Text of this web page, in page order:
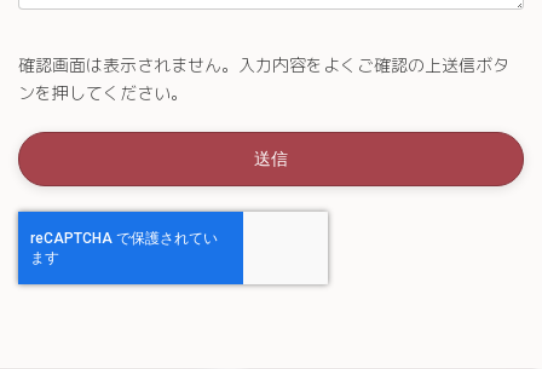
確認画面は表示されません。入力内容をよくご確認の上送信ボタ
ンを押してください。